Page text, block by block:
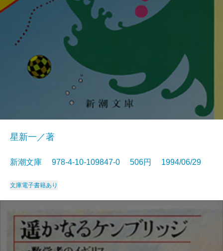
星新一／著
新潮文庫 978-4-10-109847-0 506円 1994/06/29
文庫電子書籍あり